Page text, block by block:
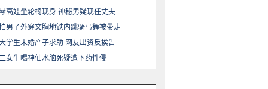
高娃坐轮椅现身 神秘男疑现任丈夫
男子外穿文胸地铁内跳骑马舞被带走
学生未婚产子求助 网友出资反挨告
女生喝神仙水脑死疑遭下药性侵